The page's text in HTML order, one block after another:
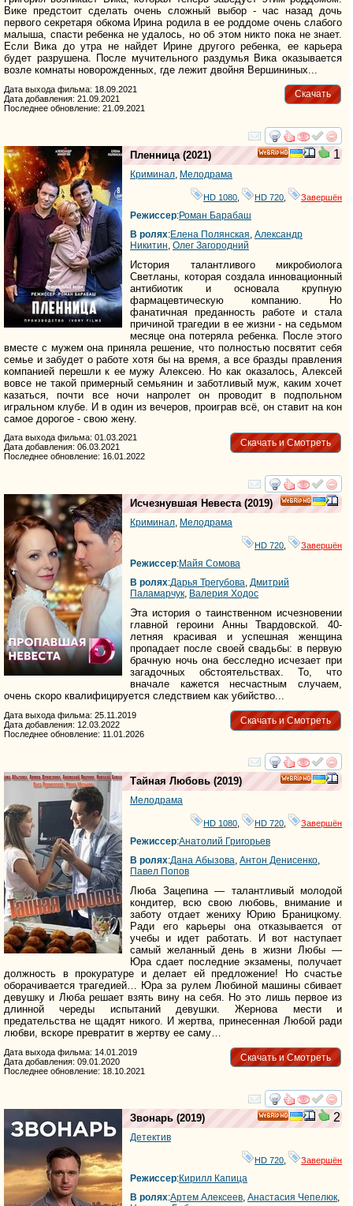
Вике предстоит сделать очень сложный выбор - час назад дочь
первого секретаря обкома Ирина родила в ее роддоме очень слабого
малыша, спасти ребенка не удалось, но об этом никто пока не знает.
Если Вика до утра не найдет Ирине другого ребенка, ее карьера
будет разрушена. После мучительного раздумья Вика оказывается
возле комнаты новорожденных, где лежит двойня Вершининых...
Скачать
Дата выхода фильма: 18.09.2021
Дата добавления: 21.09.2021
Последнее обновление: 21.09.2021
смотреть
HD
1
Пленница(2021)
Криминал Мелодрама
HD 1080 HD 720 Завершён
Режиссер:Роман Барабаш
В ролях:Елена Полянская Александр
Никитин Олег Загородний
История талантливого микробиолога
Светланы, которая создала инновационный
антибиотик и основала крупную
фармацевтическую компанию. Но
фанатичная преданность работе и стала
причиной трагедии в ее жизни - на седьмом
месяце она потеряла ребенка. После этого
вместе с мужем она приняла решение, что полностью посвятит себя
семье и забудет о работе хотя бы на время, а все бразды правления
компанией перешли к ее мужу Алексею. Но как оказалось, Алексей
вовсе не такой примерный семьянин и заботливый муж, каким хочет
казаться, почти все ночи напролет он проводит в подпольном
игральном клубе. И в один из вечеров, проиграв всё, он ставит на кон
самое дорогое - свою жену.
Скачать и Смотреть
Дата выхода фильма: 01.03.2021
Дата добавления: 06.03.2021
Последнее обновление: 16.01.2022
смотреть
HD
Исчезнувшая Невеста(2019)
Криминал, Мелодрама
HD 720 Завершён
Режиссер:Майя Сомова
В ролях:Дарья Трегубова, Дмитрий
Паламарчук, Валерия Ходос
Эта история о таинственном исчезновении
главной героини Анны Твардовской. 40-
летняя красивая и успешная женщина
пропадает после своей свадьбы: в первую
брачную ночь она бесследно исчезает при
загадочных обстоятельствах. То, что
вначале кажется несчастным случаем,
очень скоро квалифицируется следствием как убийство...
Скачать и Смотреть
Дата выхода фильма: 25.11.2019
Дата добавления: 12.03.2022
Последнее обновление: 11.01.2026
смотреть
HD
Тайная Любовь (2019)
Мелодрама
HD 1080 HD 720 Завершён
Режиссер:Анатолий Григорьев
В ролях:Дана Абызова, Антон Денисенко,
Павел Попов
Люба Зацепина — талантливый молодой
кондитер, всю свою любовь, внимание и
заботу отдает жениху Юрию Браницкому.
Ради его карьеры она отказывается от
учебы и идет работать. И вот наступает
самый желанный день в жизни Любы —
Юра сдает последние экзамены, получает
должность в прокуратуре и делает ей предложение! Но счастье
оборачивается трагедией… Юра за рулем Любиной машины сбивает
девушку и Люба решает взять вину на себя. Но это лишь первое из
длинной череды испытаний девушки. Жернова мести и
предательства не щадят никого. И жертва, принесенная Любой ради
любви, вскоре превратит в жертву ее саму…
Скачать и Смотреть
Дата выхода фильма: 14.01.2019
Дата добавления: 09.01.2020
Последнее обновление: 18.10.2021
смотреть
HD
2
Звонарь (2019)
Детектив
HD 720 Завершён
Режиссер:Кирилл Капица
В ролях:Артем Алексеев, Анастасия Чепелюк,